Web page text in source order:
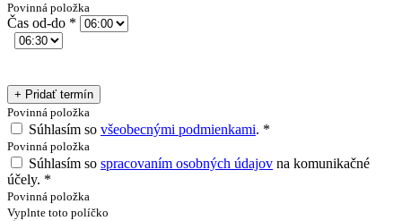
Povinná položka
Čas od-do *
+ Pridať termín
Povinná položka
Súhlasím so všeobecnými podmienkami. *
Povinná položka
Súhlasím so spracovaním osobných údajov na komunikačné
účely. *
Povinná položka
Vyplnte toto políčko